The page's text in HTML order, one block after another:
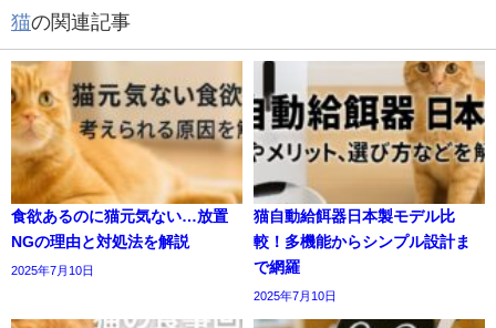
猫の関連記事
食欲あるのに猫元気ない…放置
NGの理由と対処法を解説
2025年7月10日
猫自動給餌器日本製モデル比
較！多機能からシンプル設計ま
で網羅
2025年7月10日